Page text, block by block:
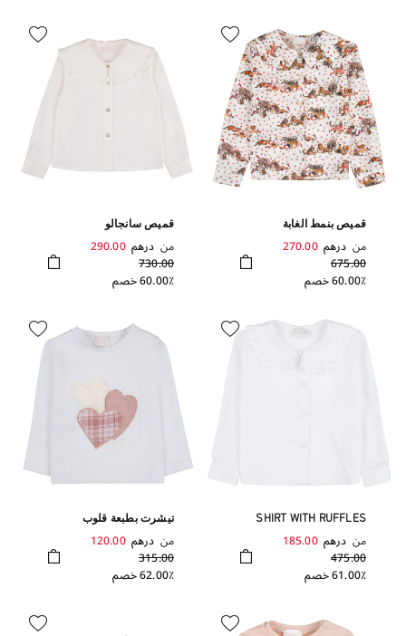
قميص بنمط الغابة
من درهم 270.00
675.00
60.00٪ خصم
قميص سانجالو
من درهم 290.00
730.00
60.00٪ خصم
SHIRT WITH RUFFLES
من درهم 185.00
475.00
61.00٪ خصم
تيشرت بطبعة قلوب
من درهم 120.00
315.00
62.00٪ خصم